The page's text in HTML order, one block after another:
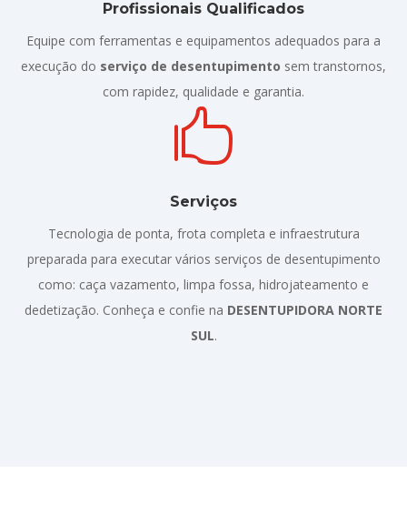
Profissionais Qualificados
Equipe com ferramentas e equipamentos adequados para a
execução do serviço de desentupimento sem transtornos,
com rapidez, qualidade e garantia.

Serviços
Tecnologia de ponta, frota completa e infraestrutura
preparada para executar vários serviços de desentupimento
como: caça vazamento, limpa fossa, hidrojateamento e
dedetização. Conheça e confie na DESENTUPIDORA NORTE
SUL.